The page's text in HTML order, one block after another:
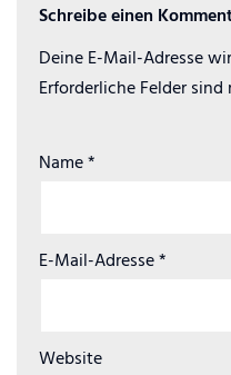
Schreibe einen
Deine E-Mail-Adresse
Erforderliche Felder
Name*
E-Mail-Adresse*
Website